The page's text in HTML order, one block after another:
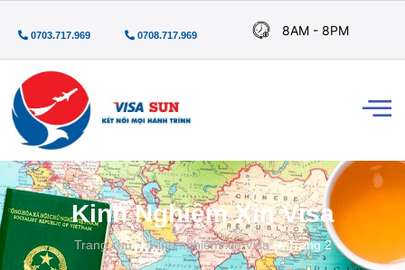
0703.717.969 0708.717.969 8AM - 8PM
Kinh Nghiệm Xin Visa
Trang chủ➜Kinh nghiệm xin Visa➜Trang 2